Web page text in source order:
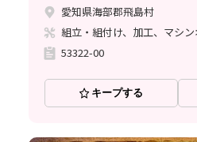
愛知県海部郡飛島村
53322-00
キープする